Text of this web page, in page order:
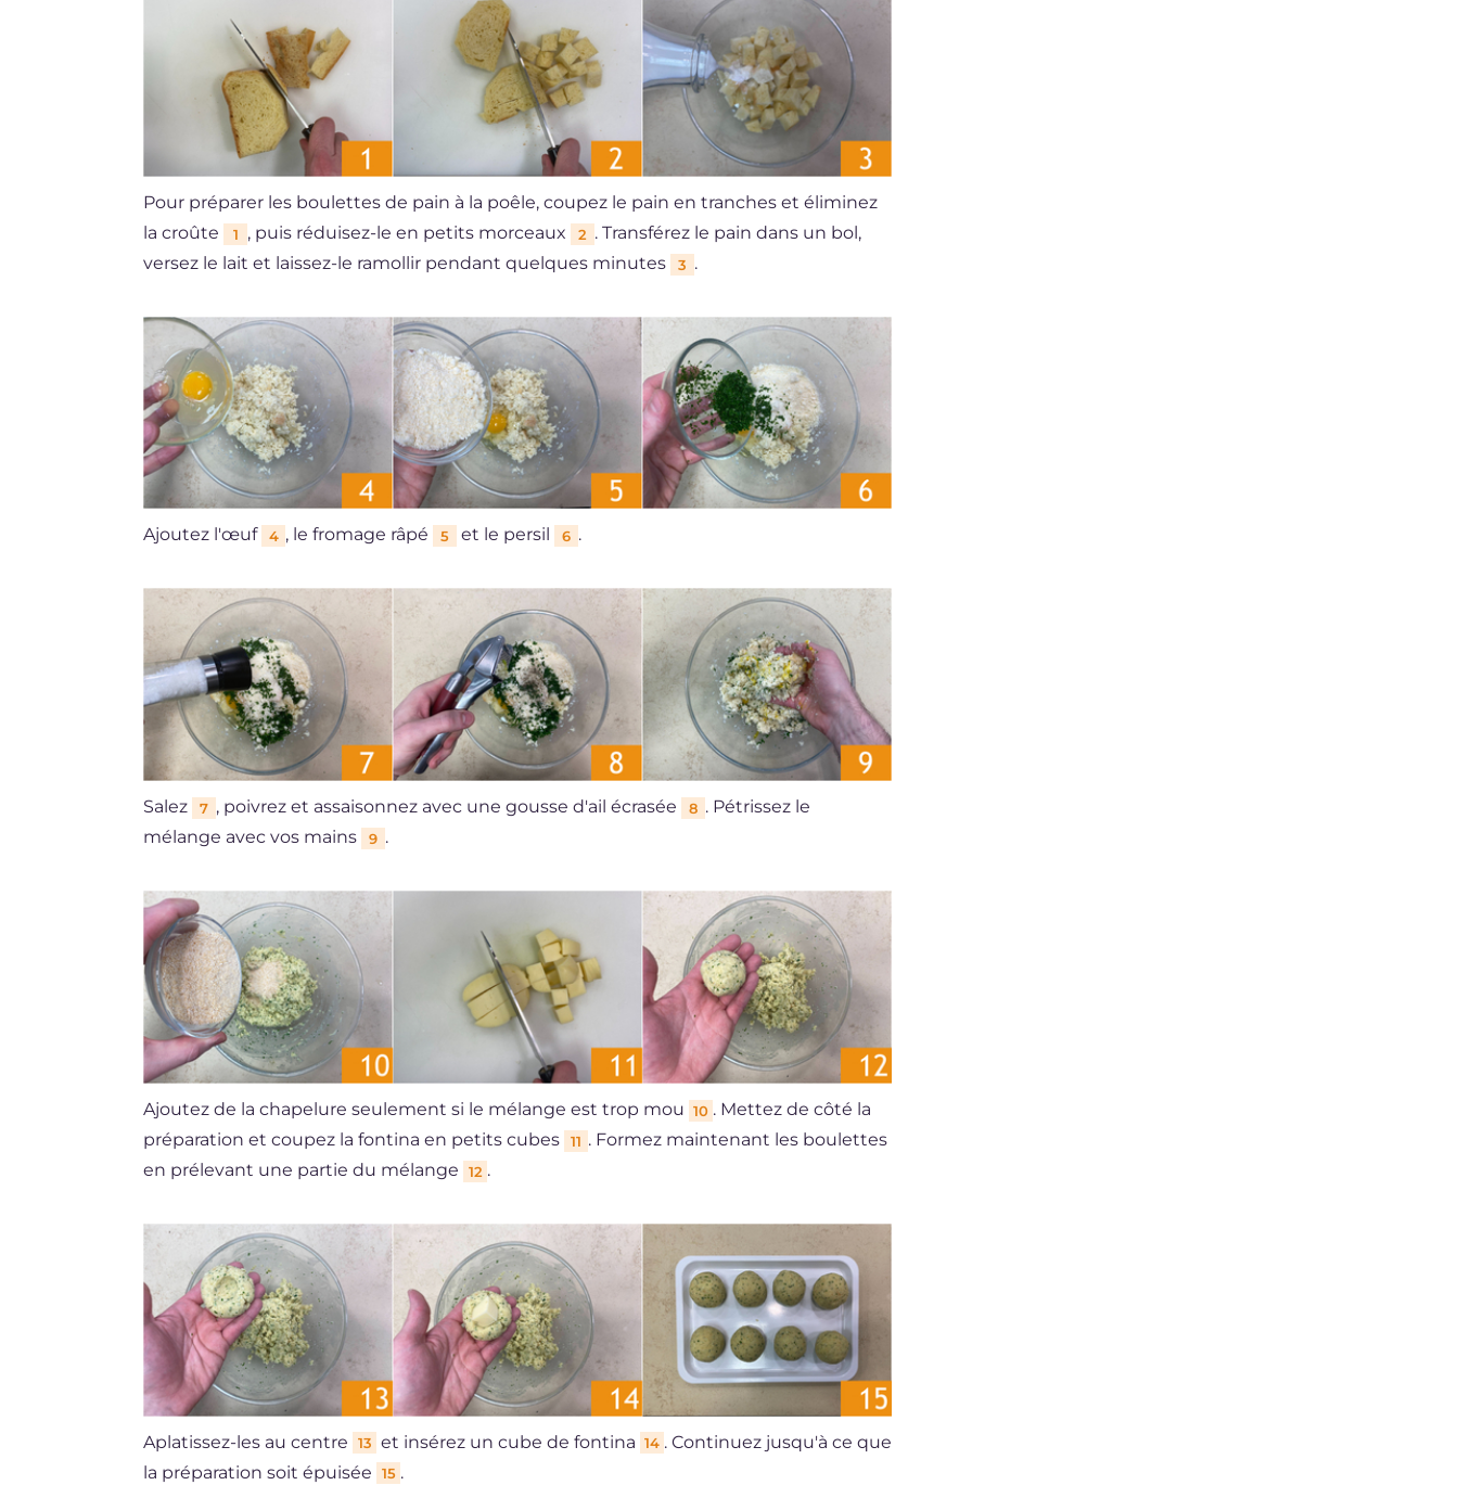
Pour préparer les boulettes de pain à la poêle, coupez le pain en tranches et éliminez
la croûte
1 , puis réduisez-le en petits morceaux 2 . Transférez le pain dans un bol,
versez le lait et laissez-le ramollir pendant quelques minutes
3 .
Ajoutez l'œuf 4 , le fromage râpé 5 et le persil 6 .
Salez 7 , poivrez et assaisonnez avec une gousse d'ail écrasée 8 . Pétrissez le
mélange avec vos mains
9 .
Ajoutez de la chapelure seulement si le mélange est trop mou 10 . Mettez de côté la
préparation et coupez la fontina en petits cubes
11 . Formez maintenant les boulettes
en prélevant une partie du mélange
12 .
Aplatissez-les au centre 13 et insérez un cube de fontina 14 . Continuez jusqu'à ce que
la préparation soit épuisée
15 .